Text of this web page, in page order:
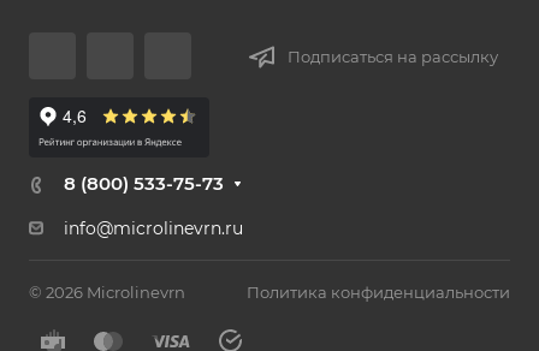
Подписаться на рассылку
8 (800) 533-75-73
info@microlinevrn.ru
© 2026 Microlinevrn Политика конфиденциальности